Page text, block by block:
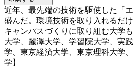
近年、最先端の技術を駆使した「
盛んだ。環境技術を取り入れるだ
キャンパスづくりに取り組む大学
大学、麗澤大学、学習院大学、実
学、東京経済大学、東京理科大学
学】